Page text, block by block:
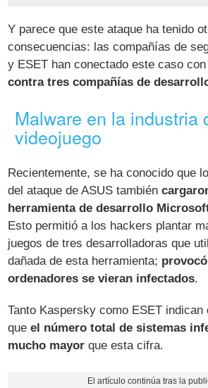
Y parece que este ataque ha tenido
consecuencias: las compañías de
y ESET han conectado este caso
contra tres compañías de
Malware en la industria
videojuego
Recientemente, se ha conocido que
del ataque de ASUS también
herramienta de desarrollo
Esto permitió a los hackers plantar
juegos de tres desarrolladoras que
dañada de esta herramienta;
ordenadores se vieran infectados.
Tanto Kaspersky como ESET indican
queel número total de sistemas
mucho mayor que esta cifra.